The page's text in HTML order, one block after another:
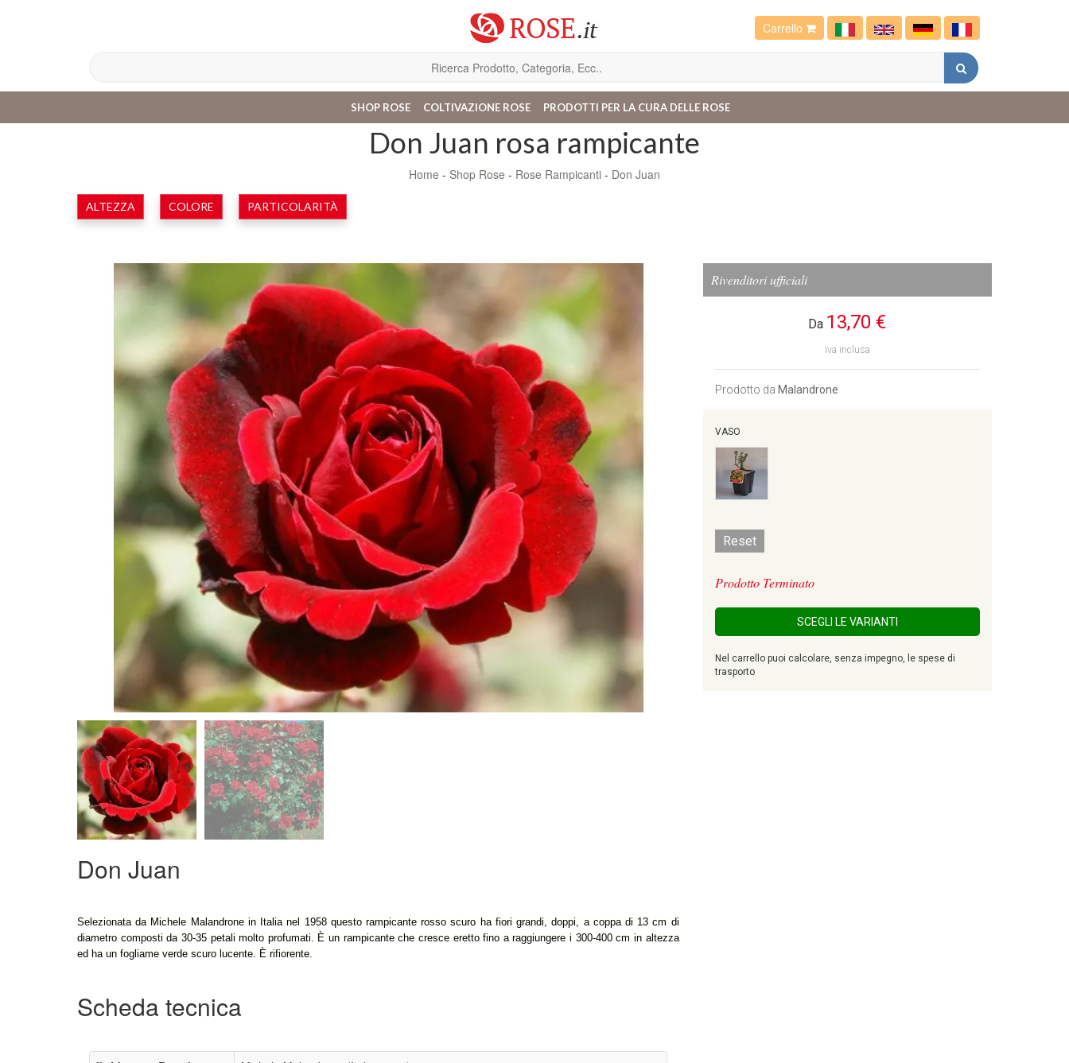
Carrello
SHOP ROSE COLTIVAZIONE ROSE PRODOTTI PER LA CURA DELLE ROSE
Don Juan rosa rampicante
Home - Shop Rose - Rose Rampicanti - Don Juan
ALTEZZA COLORE PARTICOLARITÀ
Don Juan
Selezionata da Michele Malandrone in Italia nel 1958 questo rampicante rosso scuro ha fiori grandi, doppi, a coppa di 13 cm di
diametro composti da 30-35 petali molto profumati. È un rampicante che cresce eretto fino a raggiungere i 300-400 cm in altezza
ed ha un fogliame verde scuro lucente. È rifiorente.
Scheda tecnica
Rivenditori ufficiali
Da 13,70 €
iva inclusa
Prodotto da Malandrone
VASO
Reset
Prodotto Terminato
SCEGLI LE VARIANTI
Nel carrello puoi calcolare, senza impegno, le spese di
trasporto